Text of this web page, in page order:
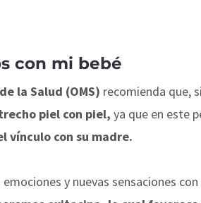
con mi bebé
la Salud (OMS) recomienda que,
piel con piel, ya que en este
vínculo con su madre.
y nuevas sensaciones